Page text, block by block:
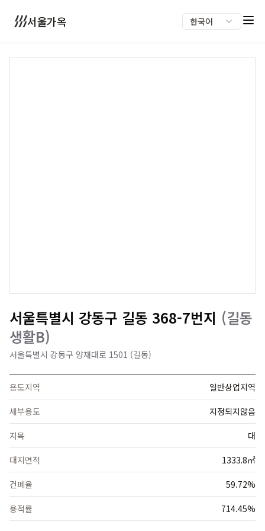
서울가옥 한국어
서울특별시 강동구 길동 368-7번지 (길동
생활B)
서울특별시 강동구 양재대로 1501 (길동)
용도지역 일반상업지역
세부용도 지정되지않음
지목 대
대지면적 1333.8㎡
건폐율 59.72%
용적률 714.45%